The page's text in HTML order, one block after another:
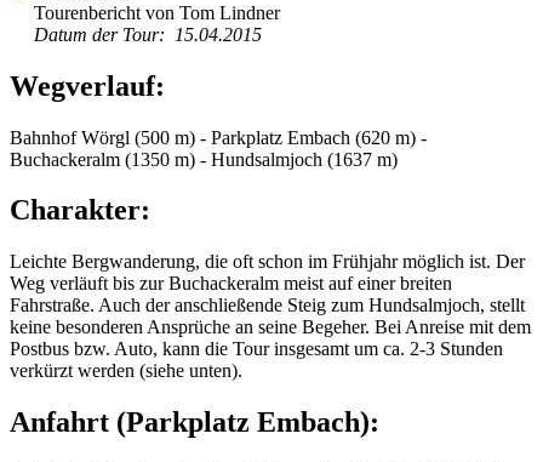
Tourenbericht von Tom Lindner
Datum der Tour: 15.04.2015
Wegverlauf:
Bahnhof Wörgl (500 m) - Parkplatz Embach (620 m) -
Buchackeralm (1350 m) - Hundsalmjoch (1637 m)
Charakter:
Leichte Bergwanderung, die oft schon im Frühjahr möglich ist. Der
Weg verläuft bis zur Buchackeralm meist auf einer breiten
Fahrstraße. Auch der anschließende Steig zum Hundsalmjoch, stellt
keine besonderen Ansprüche an seine Begeher. Bei Anreise mit dem
Postbus bzw. Auto, kann die Tour insgesamt um ca. 2-3 Stunden
verkürzt werden (siehe unten).
Anfahrt (Parkplatz Embach):